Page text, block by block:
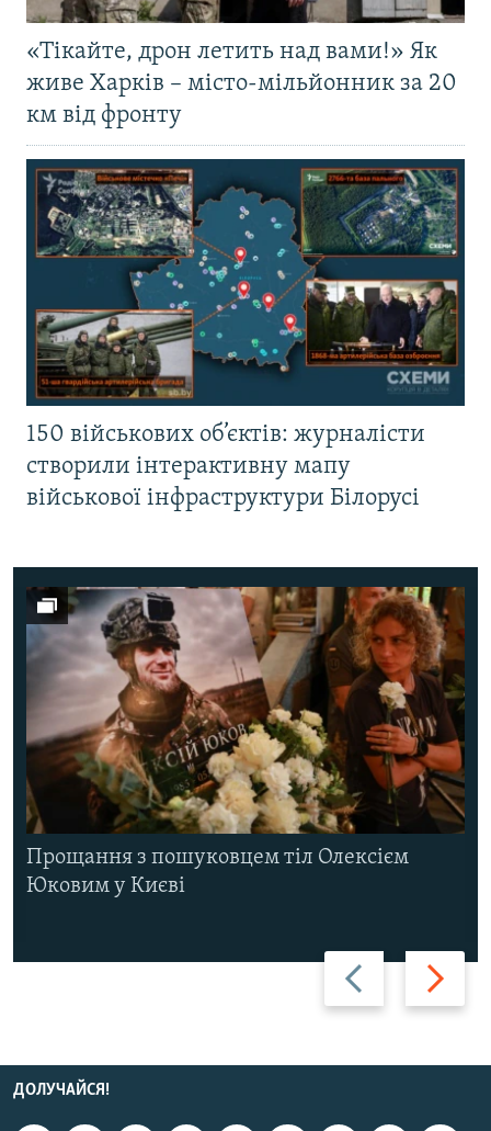
«Тікайте, дрон летить над вами!» Як
живе Харків – місто-мільйонник за 20
км від фронту
150 військових об’єктів: журналісти
створили інтерактивну мапу
військової інфраструктури Білорусі
Назад Вперед
Прощання з пошуковцем тіл Олексієм
Юковим у Києві
ДОЛУЧАЙСЯ!